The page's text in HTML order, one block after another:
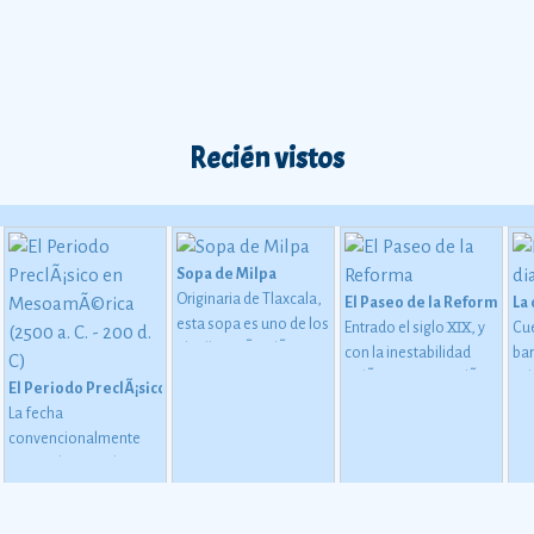
Recién vistos
El Periodo PreclÃ¡sico en MesoamÃ©rica (2500 a. C. - 200 d. C)
La fecha
convencionalmente
Sopa de Milpa
Originaria de Tlaxcala,
esta sopa es uno de los
El Paseo de la Reforma
Entrado el siglo XIX, y
con la inestabilidad
La